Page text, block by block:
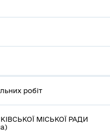
робіт
МІСЬКОЇ РАДИ